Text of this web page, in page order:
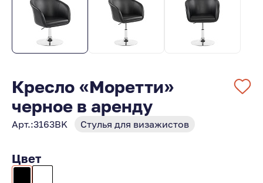
Кресло «Моретти»
черное в аренду
Арт.:3163BK Стулья для визажистов
Цвет